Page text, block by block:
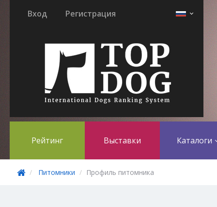
Вход Регистрация
Рейтинг Выставки Каталоги
Питомники Профиль питомника